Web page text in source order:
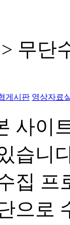
게시판 영상자료
무단
사이
습니
집 프
으로